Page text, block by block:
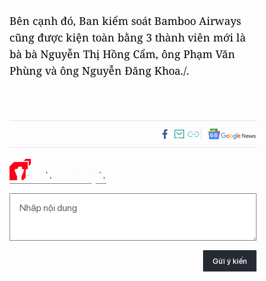
Bên cạnh đó, Ban kiểm soát Bamboo Airways
cũng được kiện toàn bằng 3 thành viên mới là
bà bà Nguyễn Thị Hồng Cẩm, ông Phạm Văn
Phùng và ông Nguyễn Đăng Khoa./.
Ý KIẾN CỦA BẠN
Gửi ý kiến